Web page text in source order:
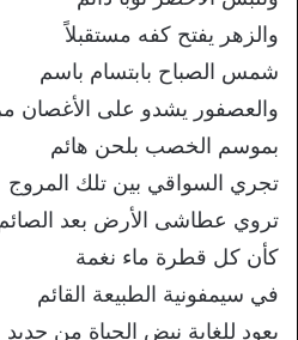
والزهر يفتح كفه مستقبلاً
شمس الصباح بابتسام باسم
والعصفور يشدو على الأغصان
بموسم الخصب بلحن هائم
تجري السواقي بين تلك المروج
تروي عطاشى الأرض بعد الصائم
كأن كل قطرة ماء نغمة
في سيمفونية الطبيعة القائم
يعود للغابة نبض الحياة من جديد